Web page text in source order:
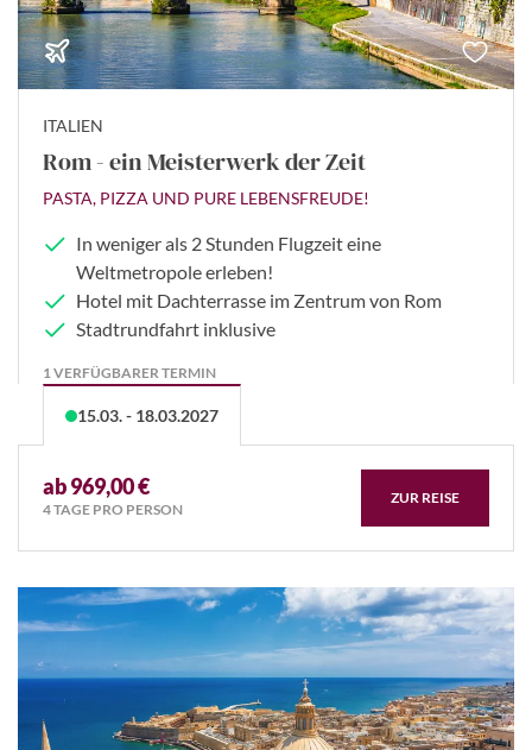
ITALIEN
Rom - ein Meisterwerk der Zeit
PASTA, PIZZA UND PURE LEBENSFREUDE!
In weniger als 2 Stunden Flugzeit eine
Weltmetropole erleben!
Hotel mit Dachterrasse im Zentrum von Rom
Stadtrundfahrt inklusive
1 VERFÜGBARER TERMIN
15.03. - 18.03.2027
ab 969,00 €
4 TAGE PRO PERSON
ZUR REISE